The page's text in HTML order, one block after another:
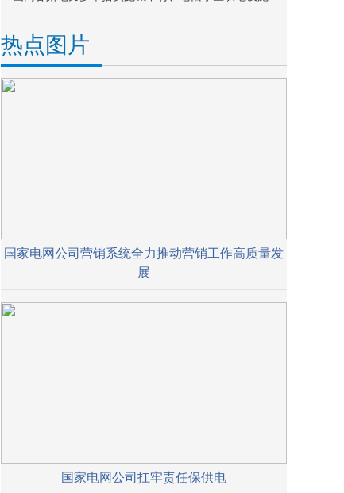
热点图片
国家电网公司营销系统全力推动营销工作高质量发
展
国家电网公司扛牢责任保供电